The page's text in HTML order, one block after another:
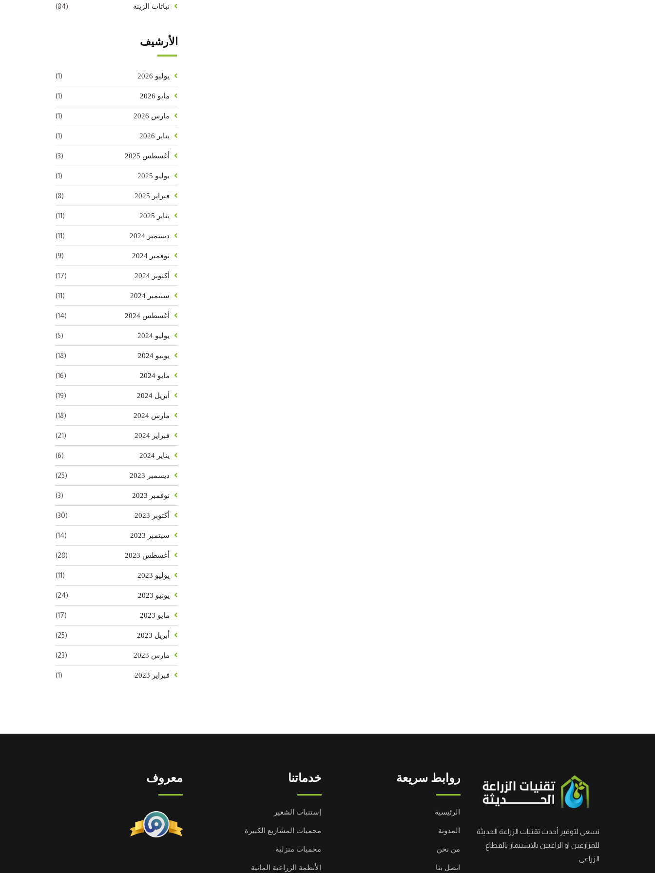
نباتات الزينة (84)
الأرشيف
يوليو 2026 (1)
مايو 2026 (1)
مارس 2026 (1)
يناير 2026 (1)
أغسطس 2025 (3)
يوليو 2025 (1)
فبراير 2025 (8)
يناير 2025 (11)
ديسمبر 2024 (11)
نوفمبر 2024 (9)
أكتوبر 2024 (17)
سبتمبر 2024 (11)
أغسطس 2024 (14)
يوليو 2024 (5)
يونيو 2024 (18)
مايو 2024 (16)
أبريل 2024 (19)
مارس 2024 (18)
فبراير 2024 (21)
يناير 2024 (6)
ديسمبر 2023 (25)
نوفمبر 2023 (3)
أكتوبر 2023 (30)
سبتمبر 2023 (14)
أغسطس 2023 (28)
يوليو 2023 (11)
يونيو 2023 (24)
مايو 2023 (17)
أبريل 2023 (25)
مارس 2023 (23)
فبراير 2023 (1)
نسعى لتوفير أحدث تقنيات الزراعة الحديثة
للمزارعين او الراغبين بالاستثمار بالقطاع
الزراعي
روابط سريعة
الرئيسية
المدونة
من نحن
اتصل بنا
خدماتنا
إستنبات الشعير
محميات المشاريع الكبيرة
محميات منزلية
الأنظمة الزراعية المائية
معروف